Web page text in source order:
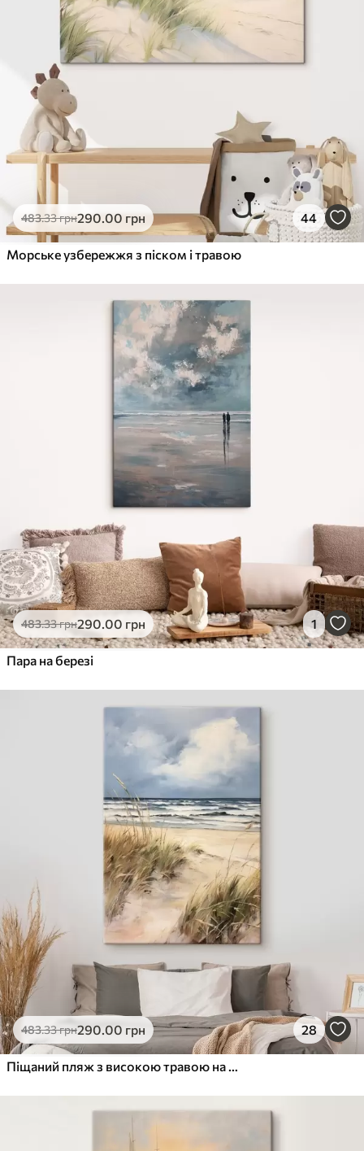
483.33грн290.00 грн 44
Морське узбережжя з піском і травою
483.33грн290.00 грн 1
Пара на березі
483.33грн290.00 грн 28
Піщаний пляж з високою травою на передньому плані, океан з хвилями і хмарне небо на задньому плані